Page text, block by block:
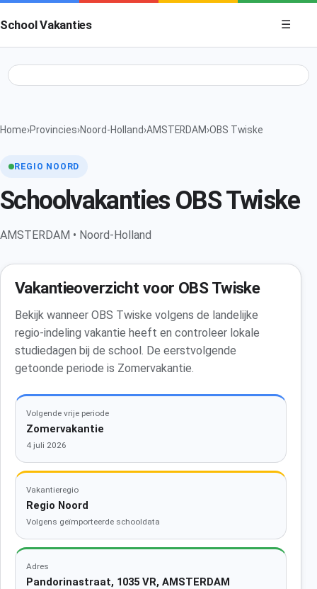
School Vakanties
Menu
☰
Home›Provincies›Noord-Holland›AMSTERDAM›OBS Twiske
REGIO NOORD
Schoolvakanties OBS Twiske
AMSTERDAM • Noord-Holland
Vakantieoverzicht voor OBS Twiske
Bekijk wanneer OBS Twiske volgens de landelijke
regio-indeling vakantie heeft en controleer lokale
studiedagen bij de school. De eerstvolgende
getoonde periode is Zomervakantie.
Volgende vrije periode
Zomervakantie
4 juli 2026
Vakantieregio
Regio Noord
Volgens geïmporteerde schooldata
Adres
Pandorinastraat, 1035 VR, AMSTERDAM